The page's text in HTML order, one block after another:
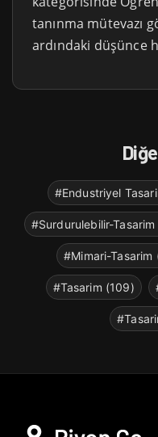
tanınma mütevazı
ardındaki düşünce
#Endustriyel
#Surdurulebilir-Tasarim
#Mimari-Tasarim
#Tasarim (109)